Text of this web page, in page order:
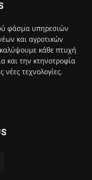
φάσμα υπηρεσιών
και αγροτικών
κάθε πτυχή
και την κτηνοτροφία
νέες τεχνολογίες.